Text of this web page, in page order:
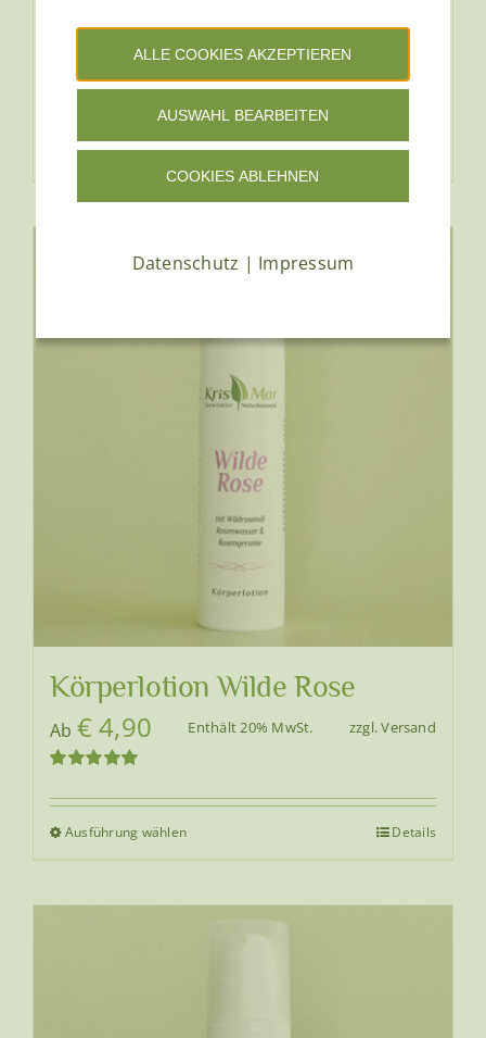
3,90 Enthält 20% MwSt. zzgl.
Details
Körperlotion Wilde Rose
mit5.00von
Ab € 4,90 Enthält 20% MwSt. zzgl.Versand
Ausführung wählenDieses
Produkt
Details
ALLE COOKIES AKZEPTIEREN
AUSWAHL BEARBEITEN
COOKIES ABLEHNEN
Datenschutz | Impressum